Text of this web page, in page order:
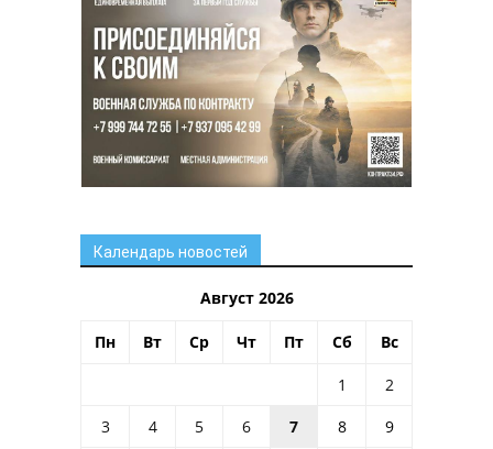
Календарь новостей
Август 2026
Пн Вт Ср Чт Пт Сб Вс
1
2
3
4 5 6 7 8
9